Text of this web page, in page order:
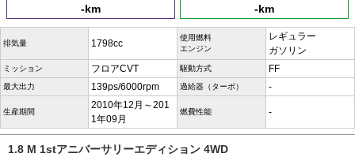
-km -km
排気量 1798cc
使用燃料
エンジン
レギュラー
ガソリン
ミッション フロアCVT 駆動方式 FF
最大出力 139ps/6000rpm 過給器（ターボ） -
生産期間
2010年12月～201
1年09月
燃費性能 -
1.8 M 1stアニバーサリーエディション 4WD